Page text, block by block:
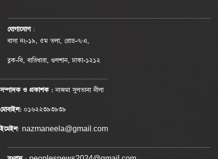
যোগাযোগ :
বাসা নং-১৯, ৫ম তলা, রোড-৭/এ,
ব্লক-বি, বারিধারা, গুলশান, ঢাকা-১২১২
সম্পাদক ও প্রকাশক :নাজমা সুলতানা নীলা
মোবাইল: ০১৬২২৩৯৩৯৩৯
ইমেইল: nazmaneela@gmail.com